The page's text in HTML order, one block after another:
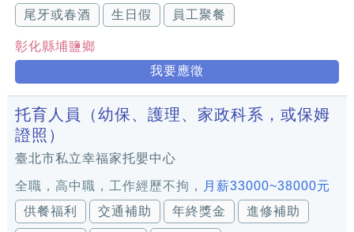
尾牙或春酒 生日假 員工聚餐
彰化縣埔鹽鄉
我要應徵
托育人員（幼保、護理、家政科系，或保姆
證照）
臺北市私立幸福家托嬰中心
全職，高中職，工作經歷不拘，
月薪33000~38000元
供餐福利
交通補助 年終獎金 進修補助